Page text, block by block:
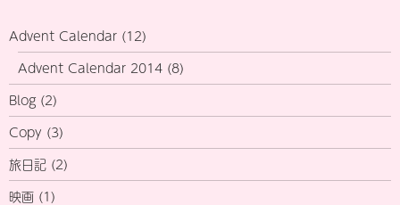
Advent Calendar (12)
Advent Calendar 2014 (8)
Blog (2)
Copy (3)
旅日記 (2)
映画 (1)